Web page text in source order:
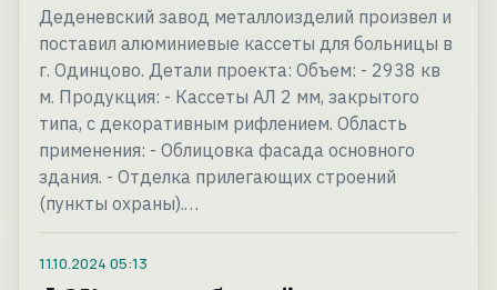
Деденевский завод металлоизделий произвел и
поставил алюминиевые кассеты для больницы в
г. Одинцово. Детали проекта: Объем: - 2938 кв
м. Продукция: - Кассеты АЛ 2 мм, закрытого
типа, с декоративным рифлением. Область
применения: - Облицовка фасада основного
здания. - Отделка прилегающих строений
(пункты охраны).…
11.10.2024 05:13